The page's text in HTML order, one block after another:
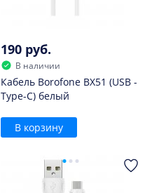
190 руб.
В наличии
Кабель Borofone BX51 (USB -
Type-C) белый
В корзину